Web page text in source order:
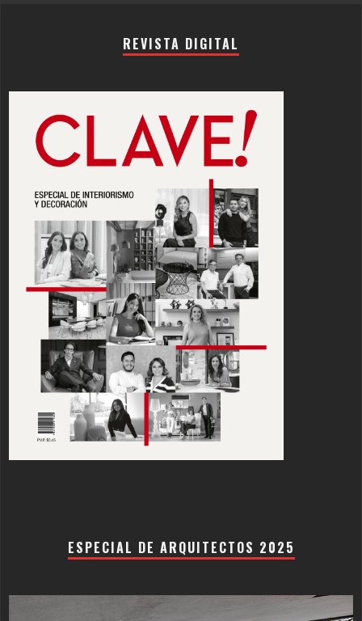
REVISTA DIGITAL
ESPECIAL DE ARQUITECTOS 2025